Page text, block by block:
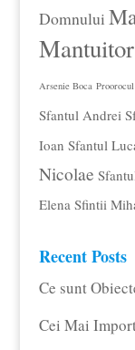
Domnului
Arsenie Boca
Sfantul Andrei
Ioan Sfantul
Nicolae
Elena Sfintii
Recent Posts
Ce sunt
Cei Mai